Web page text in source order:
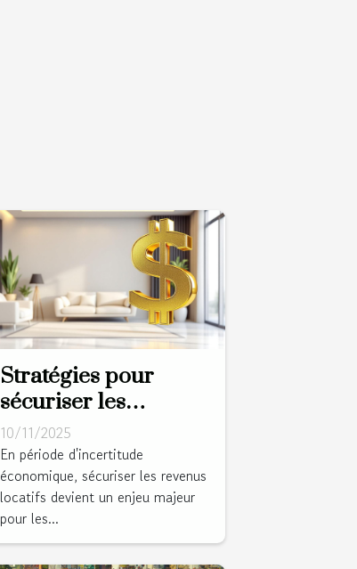
Stratégies pour
sécuriser les
revenus locatifs en
période
d'incertitude
économique
10/11/2025
En période d'incertitude
économique, sécuriser les revenus
locatifs devient un enjeu majeur
pour les...